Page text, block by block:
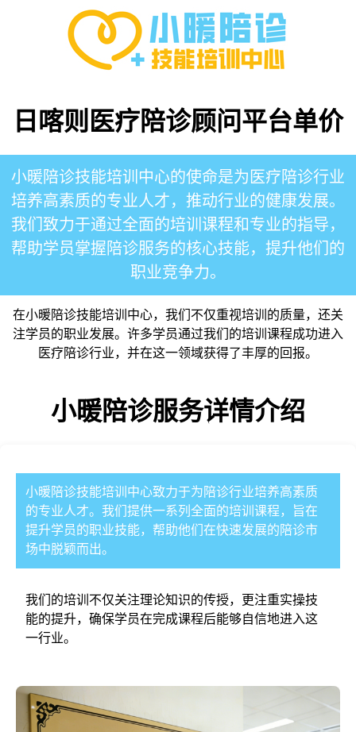
日喀则医疗陪诊顾问平台单价
小暖陪诊技能培训中心的使命是为医疗陪诊行业
培养高素质的专业人才，推动行业的健康发展。
我们致力于通过全面的培训课程和专业的指导，
帮助学员掌握陪诊服务的核心技能，提升他们的
职业竞争力。
在小暖陪诊技能培训中心，我们不仅重视培训的质量，还关
注学员的职业发展。许多学员通过我们的培训课程成功进入
医疗陪诊行业，并在这一领域获得了丰厚的回报。
小暖陪诊服务详情介绍
小暖陪诊技能培训中心致力于为陪诊行业培养高素质
的专业人才。我们提供一系列全面的培训课程，旨在
提升学员的职业技能，帮助他们在快速发展的陪诊市
场中脱颖而出。
我们的培训不仅关注理论知识的传授，更注重实操技
能的提升，确保学员在完成课程后能够自信地进入这
一行业。